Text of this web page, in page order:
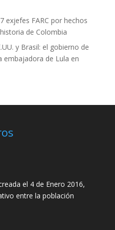
exjefes FARC por hechos
de Colombia
y Brasil: el gobierno de
embajadora de Lula en
el 4 de Enero 2016,
entre la población